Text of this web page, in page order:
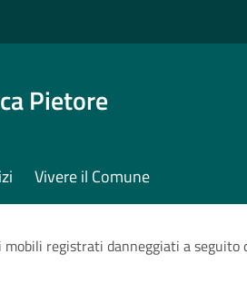
Pietore
Vivere il Comune
mobili registrati danneggiati a